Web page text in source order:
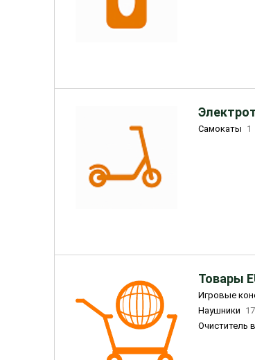
Самокаты 1
Товары
Игровые
Наушники 17
Очиститель